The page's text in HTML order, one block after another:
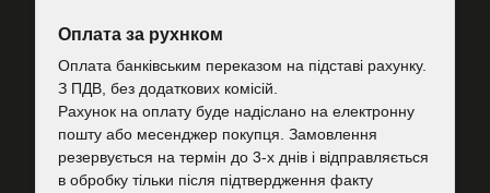
Оплата за рухнком
Оплата банківським переказом на підставі рахунку.
З ПДВ, без додаткових комісій.
Рахунок на оплату буде надіслано на електронну
пошту або месенджер покупця. Замовлення
резервується на термін до 3-х днів і відправляється
в обробку тільки після підтвердження факту